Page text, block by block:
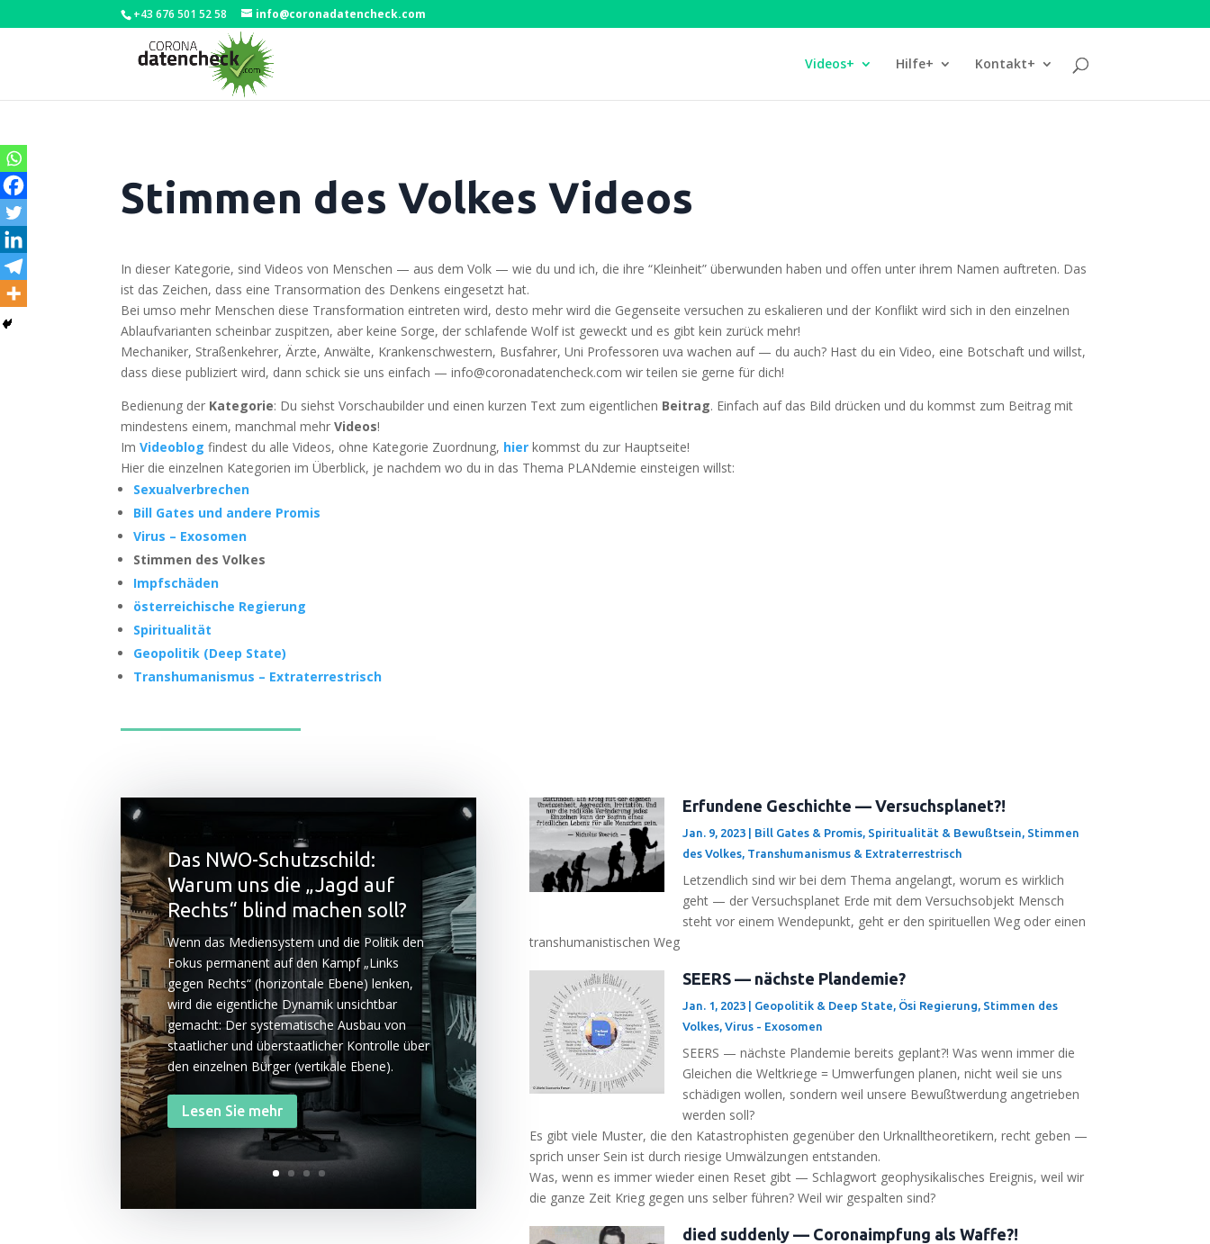
+43 676 501 52 58 info@coronadatencheck.com
Videos+ Hilfe+ Kontakt+
Stimmen des Volkes Videos
In die­ser Kate­go­rie, sind Vide­os von Men­schen — aus dem Volk — wie du und ich, die ihre “Klein­heit” über­wun­den haben und offen unter ihrem Namen auf­tre­ten. Das
ist das Zei­chen, dass eine Tran­sor­ma­ti­on des Den­kens ein­ge­setzt hat.
Bei umso mehr Men­schen die­se Trans­for­ma­ti­on ein­tre­ten wird, des­to mehr wird die Gegen­sei­te ver­su­chen zu eska­lie­ren und der Kon­flikt wird sich in den ein­zel­nen
Ablauf­va­ri­an­ten schein­bar zuspit­zen, aber kei­ne Sor­ge, der schla­fen­de Wolf ist geweckt und es gibt kein zurück mehr!
Mecha­ni­ker, Stra­ßen­keh­rer, Ärz­te, Anwäl­te, Kran­ken­schwes­tern, Bus­fah­rer, Uni Pro­fes­so­ren uva wachen auf — du auch? Hast du ein Video, eine Bot­schaft und willst,
dass die­se publi­ziert wird, dann schick sie uns ein­fach — info@coronadatencheck.com wir tei­len sie ger­ne für dich!
Bedie­nung der Kate­go­rie: Du siehst Vor­schau­bil­der und einen kur­zen Text zum eigent­li­chen Bei­trag. Ein­fach auf das Bild drü­cken und du kommst zum Bei­trag mit
min­des­tens einem, manch­mal mehrVide­os!
ImVideo­blog fin­dest du alle Vide­os, ohne Kate­go­rie Zuord­nung, hier kommst du zur Hauptseite!
Hier die ein­zel­nen Kate­go­rien im Über­blick, je nach­dem wo du in das The­ma PLAN­de­mie ein­stei­gen willst:
Sexu­al­ver­bre­chen
Bill Gates und ande­re Promis
Virus – Exosomen
Stim­men des Volkes
Impf­schä­den
öster­rei­chi­sche Regierung
Spi­ri­tua­li­tät
Geo­po­li­tik (Deep State)
Trans­hu­ma­nis­mus – Extra­ter­res­trisch
Das NWO-Schutzschild:
Warum uns die „Jagd auf
Rechts“ blind machen soll?
Wenn das Medi­en­sys­tem und die Poli­tik den
Fokus per­ma­nent auf den Kampf „Links
gegen Rechts“ (hori­zon­ta­le Ebe­ne) len­ken,
wird die eigent­li­che Dyna­mik unsicht­bar
gemacht: Der sys­te­ma­ti­sche Aus­bau von
staat­li­cher und über­staat­li­cher Kon­trol­le über
den ein­zel­nen Bür­ger (ver­ti­ka­le Ebene).
Lesen Sie mehr
Erfundene Geschichte — Versuchsplanet?!
Jan. 9, 2023 | Bill Gates & Promis Spiritualität & Bewußtsein Stimmen
des Volkes Transhumanismus & Extraterrestrisch
Let­zend­lich sind wir bei dem The­ma ange­langt, wor­um es wirk­lich
geht — der Ver­suchs­pla­net Erde mit dem Ver­suchs­ob­jekt Mensch
steht vor einem Wen­de­punkt, geht er den spi­ri­tu­el­len Weg oder einen
trans­hu­ma­nis­ti­schen Weg
SEERS — nächste Plandemie?
Jan. 1, 2023 | Geopolitik & Deep State Ösi Regierung Stimmen des
Volkes ,Virus - Exosomen
SEERS — nächs­te Plan­de­mie bereits geplant?! Was wenn immer die
Glei­chen die Welt­krie­ge = Umwer­fun­gen pla­nen, nicht weil sie uns
schä­di­gen wol­len, son­dern weil unse­re Bewußt­wer­dung ange­trie­ben
wer­den soll?
Es gibt vie­le Mus­ter, die den Kata­stro­phis­ten gegen­über den Urknall­theo­re­ti­kern, recht geben —
sprich unser Sein ist durch rie­si­ge Umwäl­zun­gen entstanden.
Was, wenn es immer wie­der einen Reset gibt — Schlag­wort geo­phy­si­ka­li­sches Ereig­nis, weil wir
die gan­ze Zeit Krieg gegen uns sel­ber füh­ren? Weil wir gespal­ten sind?
died suddenly — Coronaimpfung als Waffe?!